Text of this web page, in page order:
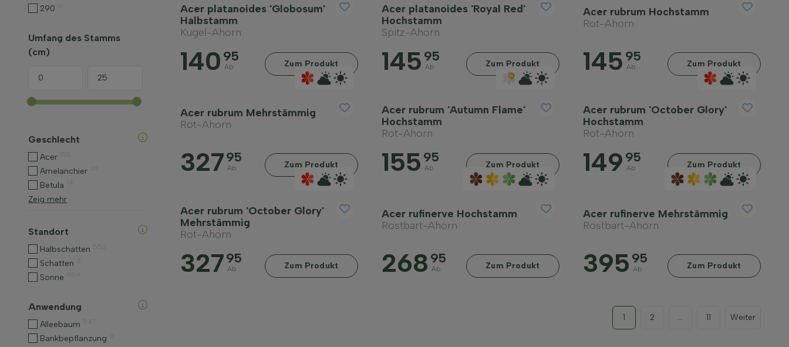
290
Umfang des Stamms
(cm)
Geschlecht
Acer
Amelanchier
Betula
Zeig mehr
Standort
Halbschatten
Schatten
Sonne
Anwendung
Alleebaum
Bankbepflanzung
Acer platanoides 'Globosum'
Halbstamm
Kugel-Ahorn
140 95
Ab Zum Produkt
Acer platanoides 'Royal Red'
Hochstamm
Spitz-Ahorn
145 95
Ab Zum Produkt
Acer rubrum Hochstamm
Rot-Ahorn
145 95
Ab Zum Produkt
Acer rubrum Mehrstämmig
Rot-Ahorn
32795
Ab Zum Produkt
Acer rubrum 'Autumn Flame'
Hochstamm
Rot-Ahorn
155 95
Ab Zum Produkt
Acer rubrum 'October Glory'
Hochstamm
Rot-Ahorn
149 95
Ab Zum Produkt
Acer rubrum 'October Glory'
Mehrstämmig
Rot-Ahorn
32795
Ab Zum Produkt
Acer rufinerve Hochstamm
Rostbart-Ahorn
268 95
Ab Zum Produkt
Acer rufinerve Mehrstämmig
Rostbart-Ahorn
395 95
Ab Zum Produkt
1 2 ... 11 Weiter